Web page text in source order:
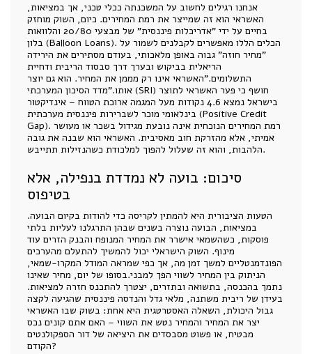
אנחנו רגילים לחשוב על המשכנתה ככלי טכני, אך במציאות,
האשראי הוא זה שמייצר את רמת המחירים. כיום, השוק מוחזק
בחיים על ידי "אדריכלות פיננסית" של מבצעי 20/80 והלוואות
בלון (Balloon Loans). הכלים הללו מאפשרים לקבלנים לשמור על
"מחיר חוזה" גבוה באופן מלאכותי, בעודם מסתירים את הירידה
הריאלית בביקוש ובערך דרך סבסוד הריבית ודחיית
התשלומים."האשראי אינו רק מממן את המחיר. הוא גם יוצר
אותו."מדד הסיכון המערכתי (SRI) חושף כי פער האשראי לתוצר
בישראל נמצא 4.6 נקודות מעל המגמה ארוכת הטווח – אינדיקטור
בינלאומי מוכר לשברירות פיננסית מערכתית (Positive Credit
Gap). רמת המחירים הנוכחית אינה נובעת מגידול בשכר או מעושר
אמיתי, אלא מהזרקת חוב מאסיבית. האשראי הוא שבנה את גובה
הלהבות, והוא זה שעלול להפוך למלכודת כשהנזילות תתייבש.
סיכום: בועה לא נמדדת בנפילה, אלא
בטיפוס
הטעות הציבורית היא להמתין לקריסה כדי להודות בקיום הבועה.
במציאות, הבועה נוצרה בשנים שבהן התרגלנו לעליות בלתי
פוסקות, כשהשמאי אישרר את המחיר המנופח והבנק הזרים עוד
מינוף. השוק הישראלי יכול להמשיך להתעלם מהערכים
הפונדמנטליים למשך זמן מה, אך כפי שמראה המודל המקרו-שמאי,
הניתוק בין המחיר לשווי הפך למבני.בסופו של יום, מחיר שאינו
נתמך בהכנסה, בתשואה ובתזרים, יצטרך להתכנס חזרה למציאות.
בעידן של ריבית משתנה, מלאי גדל והנדסה פיננסית שהגיעה לקצה
גבול היכולת, השאלה האסטרטגית היא אחת: בשוק שבו האשראי
יצר את המחיר והמחיר נטש את השווי – האם אתם קונים נכס
מבטיח, או פשוט מסבסדים את היציאה של דור הספקולנטים
הקודם?